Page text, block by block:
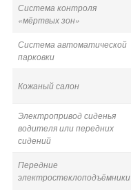
Система контроля
«мёртвых зон»
Система автоматической
парковки
Кожаный салон
Электропривод сиденья
водителя или передних
сидений
Передние
электростеклоподъёмники